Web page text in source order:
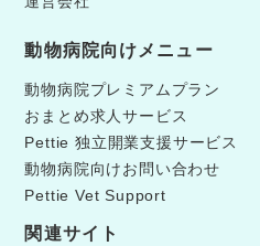
動物病院向けメニュー
動物病院プレミアムプラン
おまとめ求人サービス
Pettie 独立開業支援サービス
動物病院向けお問い合わせ
Pettie Vet Support
関連サイト